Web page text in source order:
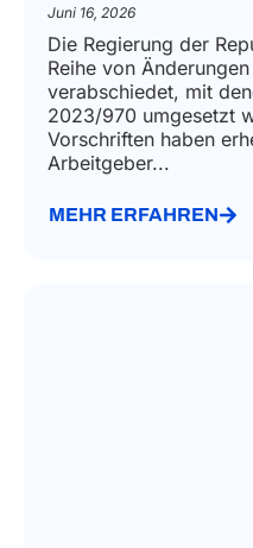
Juni 16, 2026
Die Regierung der
Reihe von
verabschiedet, mit
2023/970 umgesetzt
Vorschriften haben
Arbeitgeber...
MEHR ERFAHREN